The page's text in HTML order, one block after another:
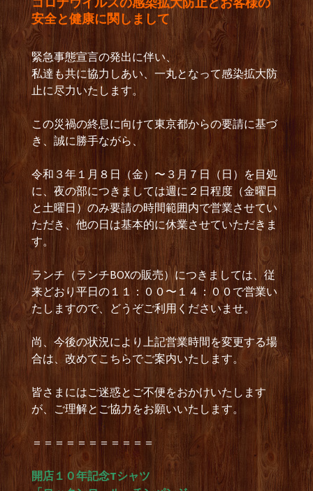
コロナウイルスの感染拡大防止とお客様の
安全と健康に関しまして
緊急事態宣言の発出に伴い、
私達も共に協力しあい、一丸となって感染拡大防
止に尽力いたします。
この災禍の終息に向けて東京都からの要請に基づ
き、誠に勝手ながら、
令和３年１月８日（金）〜３月７日（日）を目処
に、夜の部につきましては週に２日程度（金曜日
と土曜日）のみ要請の時間範囲内で営業させてい
ただき、他の日は基本的に休業させていただきま
す。
ランチ（ランチBOXの販売）につきましては、従
来どおり平日の１１：００〜１４：００で営業い
たしますので、どうぞご利用くださいませ。
尚、今後の状況により上記営業時間を変更する場
合は、改めてこちらでご案内いたします。
皆さまにはご迷惑とご不便をおかけいたします
が、ご理解とご協力をお願いいたします。
＝＝＝＝＝＝＝＝＝＝＝
開店１０年記念Tシャツ